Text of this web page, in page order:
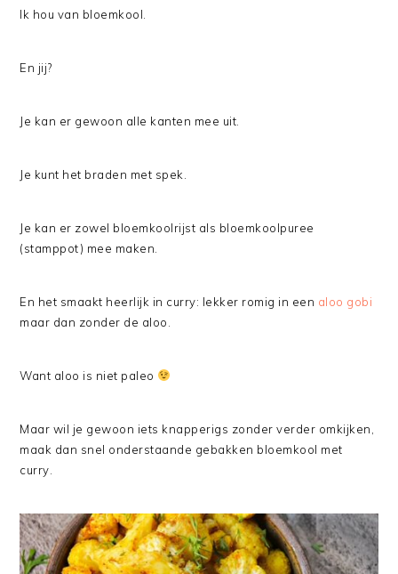
Ik hou van bloemkool.
En jij?
Je kan er gewoon alle kanten mee uit.
Je kunt het braden met spek.
Je kan er zowel bloemkoolrijst als bloemkoolpuree
(stamppot) mee maken.
En het smaakt heerlijk in curry: lekker romig in een aloo gobi
maar dan zonder de aloo.
Want aloo is niet paleo
Maar wil je gewoon iets knapperigs zonder verder omkijken,
maak dan snel onderstaande gebakken bloemkool met
curry.